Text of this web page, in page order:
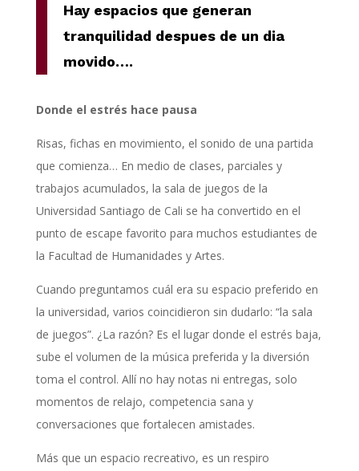
Hay espacios que generan
tranquilidad despues de un dia
movido….
Donde el estrés hace pausa
Risas, fichas en movimiento, el sonido de una partida
que comienza… En medio de clases, parciales y
trabajos acumulados, la sala de juegos de la
Universidad Santiago de Cali se ha convertido en el
punto de escape favorito para muchos estudiantes de
la Facultad de Humanidades y Artes.
Cuando preguntamos cuál era su espacio preferido en
la universidad, varios coincidieron sin dudarlo: “la sala
de juegos”. ¿La razón? Es el lugar donde el estrés baja,
sube el volumen de la música preferida y la diversión
toma el control. Allí no hay notas ni entregas, solo
momentos de relajo, competencia sana y
conversaciones que fortalecen amistades.
Más que un espacio recreativo, es un respiro